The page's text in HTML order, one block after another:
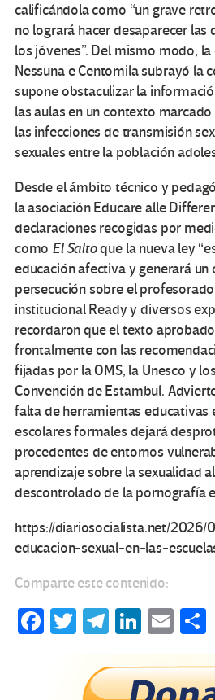
calificándola como “un grave
no logrará hacer desaparecer las
los jóvenes”. Del mismo modo, la
Nessuna e Centomila subrayó la
supone obstaculizar la
las aulas en un contexto
las infecciones de transmisión
sexuales entre la población
Desde el ámbito técnico y
la asociación Educare alle
declaraciones recogidas por
como El Saltoque la nueva ley
educación afectiva y generará un
persecución sobre el
institucional Ready y diversos
recordaron que el texto
frontalmente con las
fijadas por la OMS, la Unesco y
Convención de Estambul.
falta de herramientas educativas
escolares formales dejará
procedentes de entornos
aprendizaje sobre la sexualidad
descontrolado de la pornografía
https://diariosocialista.net/
educacion-sexual-en-las-
Comparte este contenido:
Fa T
tt
Te
gr
Li
ke
E
ail